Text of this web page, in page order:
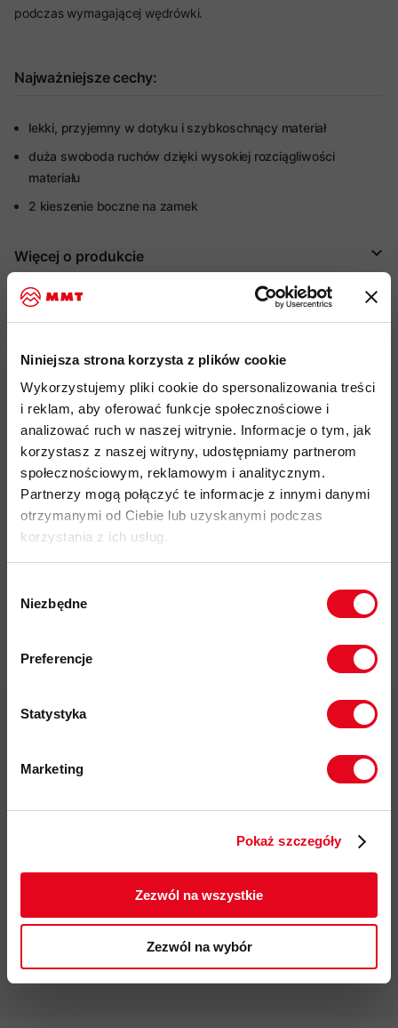
Niniejsza strona korzysta z plików cookie
Wykorzystujemy pliki cookie do spersonalizowania treści
i reklam, aby oferować funkcje społecznościowe i
analizować ruch w naszej witrynie. Informacje o tym, jak
korzystasz z naszej witryny, udostępniamy partnerom
społecznościowym, reklamowym i analitycznym.
Partnerzy mogą połączyć te informacje z innymi danymi
otrzymanymi od Ciebie lub uzyskanymi podczas
korzystania z ich usług.
zgody
Niezbędne
Preferencje
Statystyka
Marketing
Pokaż szczegóły
Zezwól na wszystkie
Zezwól na wybór
podczas wymagającej wędrówki.
Najważniejsze cechy:
lekki, przyjemny w dotyku i szybkoschnący materiał
duża swoboda ruchów dzięki wysokiej rozciągliwości
materiału
2 kieszenie boczne na zamek
Więcej o produkcie
Specyfikacja
Do tego produktu rekomendujemy
Impregnat do
odzieży
polarowej
Nikwax Polar
Możliwy odbiór w sklepie
Profesjonalna pomoc
zgodnie z Polityką prywatności.